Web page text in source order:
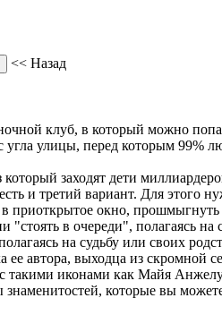
<< Назад
клуб, в который можно
улицы, перед которым 99%
заходят дети
и третий вариант. Для этого
приоткрытое окно, прошмыгнуть
в очереди", полагаясь
на судьбу или своих
ее автора, выходца из скромной
такими иконами как Майя
которые вы